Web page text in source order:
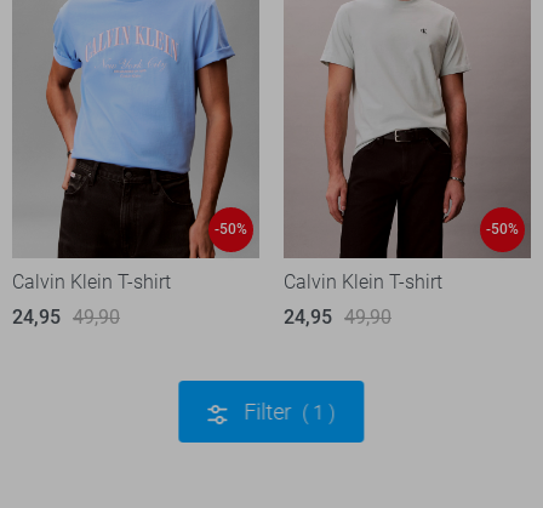
-50%
Calvin Klein T-shirt
24,95 49,90
-50%
Calvin Klein T-shirt
24,95 49,90
Filter 1